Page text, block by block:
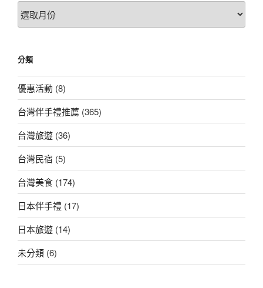
文
章
分類
優惠活動 (8)
台灣伴手禮推薦 (365)
台灣旅遊 (36)
台灣民宿 (5)
台灣美食 (174)
日本伴手禮 (17)
日本旅遊 (14)
未分類 (6)